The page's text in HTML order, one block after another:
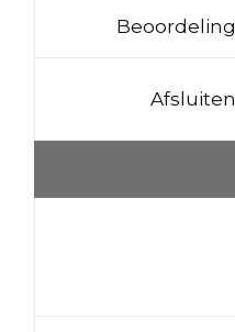
Beoordeling
Afsluiten